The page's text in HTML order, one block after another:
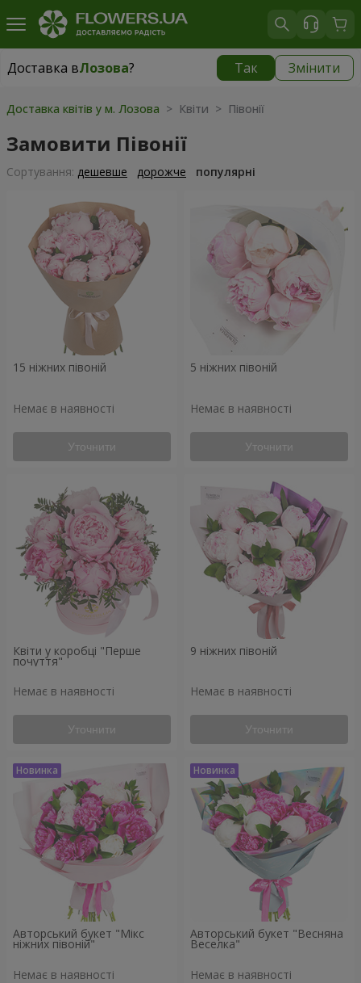
Доставка вЛозова? Так Змінити
Доставка вЛозова|
Доставка квітів у м. Лозова > Квіти > Півонії
Замовити Півонії
Сортування: дешевше дорожче популярні
15 ніжних півоній
Немає в наявності
Уточнити
5 ніжних півоній
Немає в наявності
Уточнити
Квіти у коробці "Перше
почуття"
Немає в наявності
Уточнити
9 ніжних півоній
Немає в наявності
Уточнити
Авторський букет "Мікс
ніжних півоній"
Немає в наявності
Авторський букет "Весняна
Веселка"
Немає в наявності